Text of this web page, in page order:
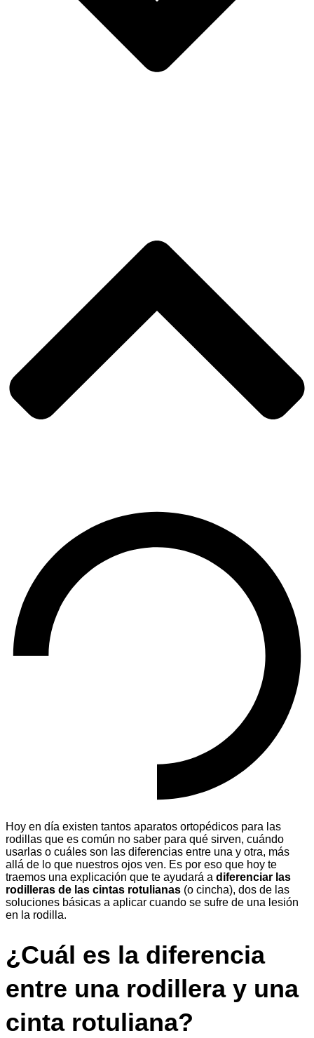
Hoy en día existen tantos aparatos ortopédicos para las
rodillas que es común no saber para qué sirven, cuándo
usarlas o cuáles son las diferencias entre una y otra, más
allá de lo que nuestros ojos ven. Es por eso que hoy te
traemos una explicación que te ayudará a diferenciar las
rodilleras de las cintas rotulianas (o cincha), dos de las
soluciones básicas a aplicar cuando se sufre de una lesión
en la rodilla.
¿Cuál es la diferencia
entre una rodillera y una
cinta rotuliana?